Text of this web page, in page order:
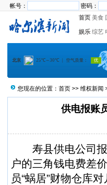
帐号： 密码：
首页 美食
娱乐 综艺
您现在的位置： 首页 >> 维权新闻
供电报账
寿县供电公司报
户的三角钱电费差
员“蜗居”财物仓库